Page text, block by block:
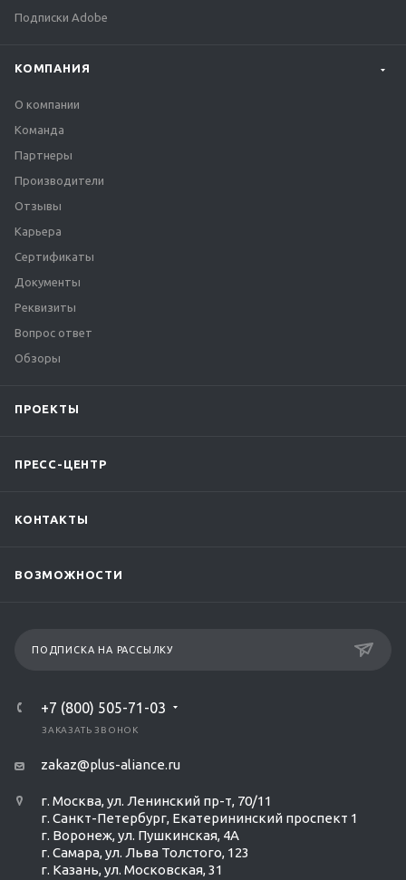
Подписки Adobe
КОМПАНИЯ
О компании
Команда
Партнеры
Производители
Отзывы
Карьера
Сертификаты
Документы
Реквизиты
Вопрос ответ
Обзоры
ПРОЕКТЫ
ПРЕСС-ЦЕНТР
КОНТАКТЫ
ВОЗМОЖНОСТИ
ПОДПИСКА НА РАССЫЛКУ
+7 (800) 505-71-03
ЗАКАЗАТЬ ЗВОНОК
zakaz@plus-aliance.ru
г. Москва, ул. Ленинский пр-т, 70/11
г. Санкт-Петербург, Екатерининский проспект 1
г. Воронеж, ул. Пушкинская, 4А
г. Самара, ул. Льва Толстого, 123
г. Казань, ул. Московская, 31